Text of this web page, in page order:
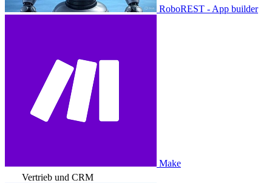
RoboREST - App builder
Make
Vertrieb und CRM